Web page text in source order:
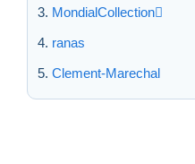
MondialCollection
ranas
Clement-Marechal